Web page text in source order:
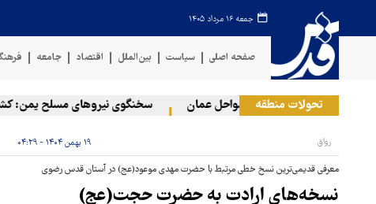
جمعه ۱۶ مرداد ۱۴۰۵
صفحه اصلی سیاست بین‌الملل اقتصاد جامعه
تحولات منطقه
وقوع حادثه دریایی در سواحل عمان سخنگوی نیروهای مسلح یمن: کشتی
رواق ۱۹ بهمن ۱۴۰۴ - ۰۴:۲۹
معرفی قدیمی‌ترین نسخ خطی مرتبط با حضرت مهدی موعود(عج) در آستان قدس رضوی
نسخه‌های ارادت به حضرت حجت(عج)